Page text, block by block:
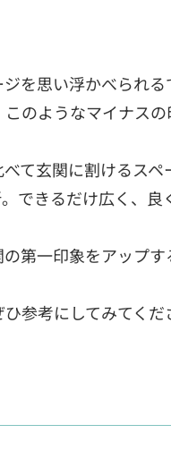
を思い浮かべられる
のようなマイナス
て玄関に割けるスペ
できるだけ広く、良
第一印象をアップ
参考にしてみてくだ